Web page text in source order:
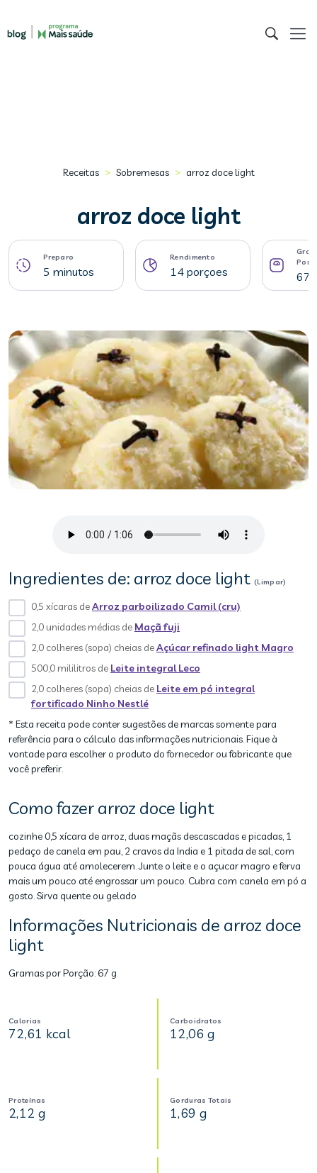
Receitas > Sobremesas > arroz doce light
arroz doce light
Preparo
5 minutos
Rendimento
14 porçoes 67
Ingredientes de: arroz doce light (Limpar)
0,5 xícaras deArroz parboilizado Camil (cru)
2,0 unidades médias de Maçã fuji
2,0 colheres (sopa) cheias deAçúcar refinado light Magro
500,0 mililitros de Leite integral Leco
2,0 colheres (sopa) cheias de Leite em pó integral
fortificado Ninho Nestlé
* Esta receita pode conter sugestões de marcas somente para
referência para o cálculo das informações nutricionais. Fique à
vontade para escolher o produto do fornecedor ou fabricante que
você preferir.
Como fazer arroz doce light
cozinhe 0,5 xícara de arroz, duas maçãs descascadas e picadas, 1
pedaço de canela em pau, 2 cravos da India e 1 pitada de sal, com
pouca água até amolecerem. Junte o leite e o açucar magro e ferva
mais um pouco até engrossar um pouco. Cubra com canela em pó a
gosto. Sirva quente ou gelado
Informações Nutricionais de arroz doce
light
Gramas por Porção:67 g
Calorias
72,61 kcal
Carboidratos
12,06 g
Proteínas
2,12 g
Gorduras Totais
1,69 g